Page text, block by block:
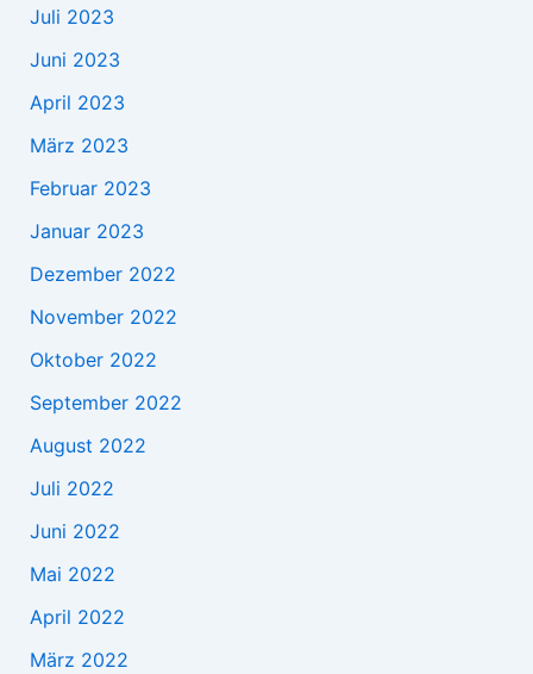
Juli 2023
Juni 2023
April 2023
März 2023
Februar 2023
Januar 2023
Dezember 2022
November 2022
Oktober 2022
September 2022
August 2022
Juli 2022
Juni 2022
Mai 2022
April 2022
März 2022